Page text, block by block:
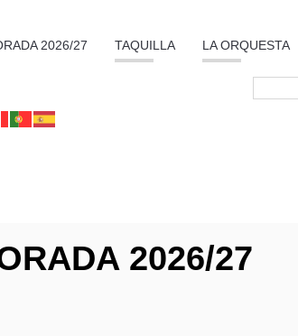
2026/27 TAQUILLA LA ORQUESTA
2026/27